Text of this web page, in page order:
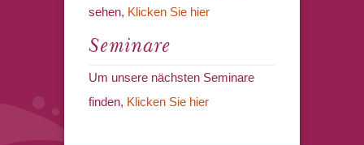
sehen, Klicken Sie hier
Seminare
Um unsere nächsten Seminare
finden, Klicken Sie hier